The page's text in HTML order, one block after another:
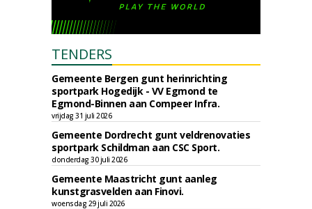
TENDERS
Gemeente Bergen gunt herinrichting
sportpark Hogedijk - VV Egmond te
Egmond-Binnen aan Compeer Infra.
vrijdag 31 juli 2026
Gemeente Dordrecht gunt veldrenovaties
sportpark Schildman aan CSC Sport.
donderdag 30 juli 2026
Gemeente Maastricht gunt aanleg
kunstgrasvelden aan Finovi.
woensdag 29 juli 2026